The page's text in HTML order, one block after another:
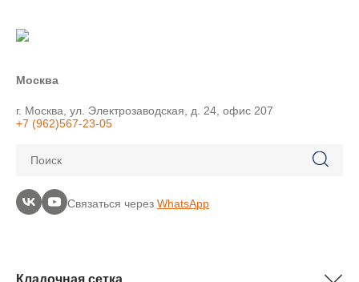
Москва
г. Москва, ул. Электрозаводская, д. 24, офис 207
+7 (962)567-23-05
Поиск
Связаться через WhatsApp
Кладочная сетка